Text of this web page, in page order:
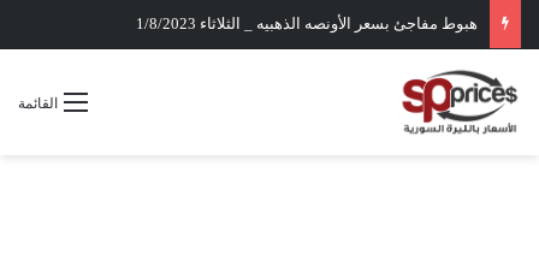
هبوط مفاجئ بسعر الأونصه الذهبيه _ الثلاثاء 1/8/2023
القائمة